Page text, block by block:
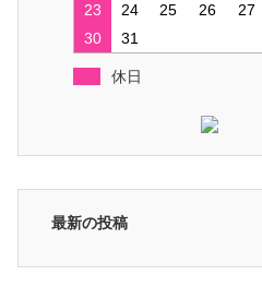
23
24 25 26 27
30
31
休日
最新の投稿